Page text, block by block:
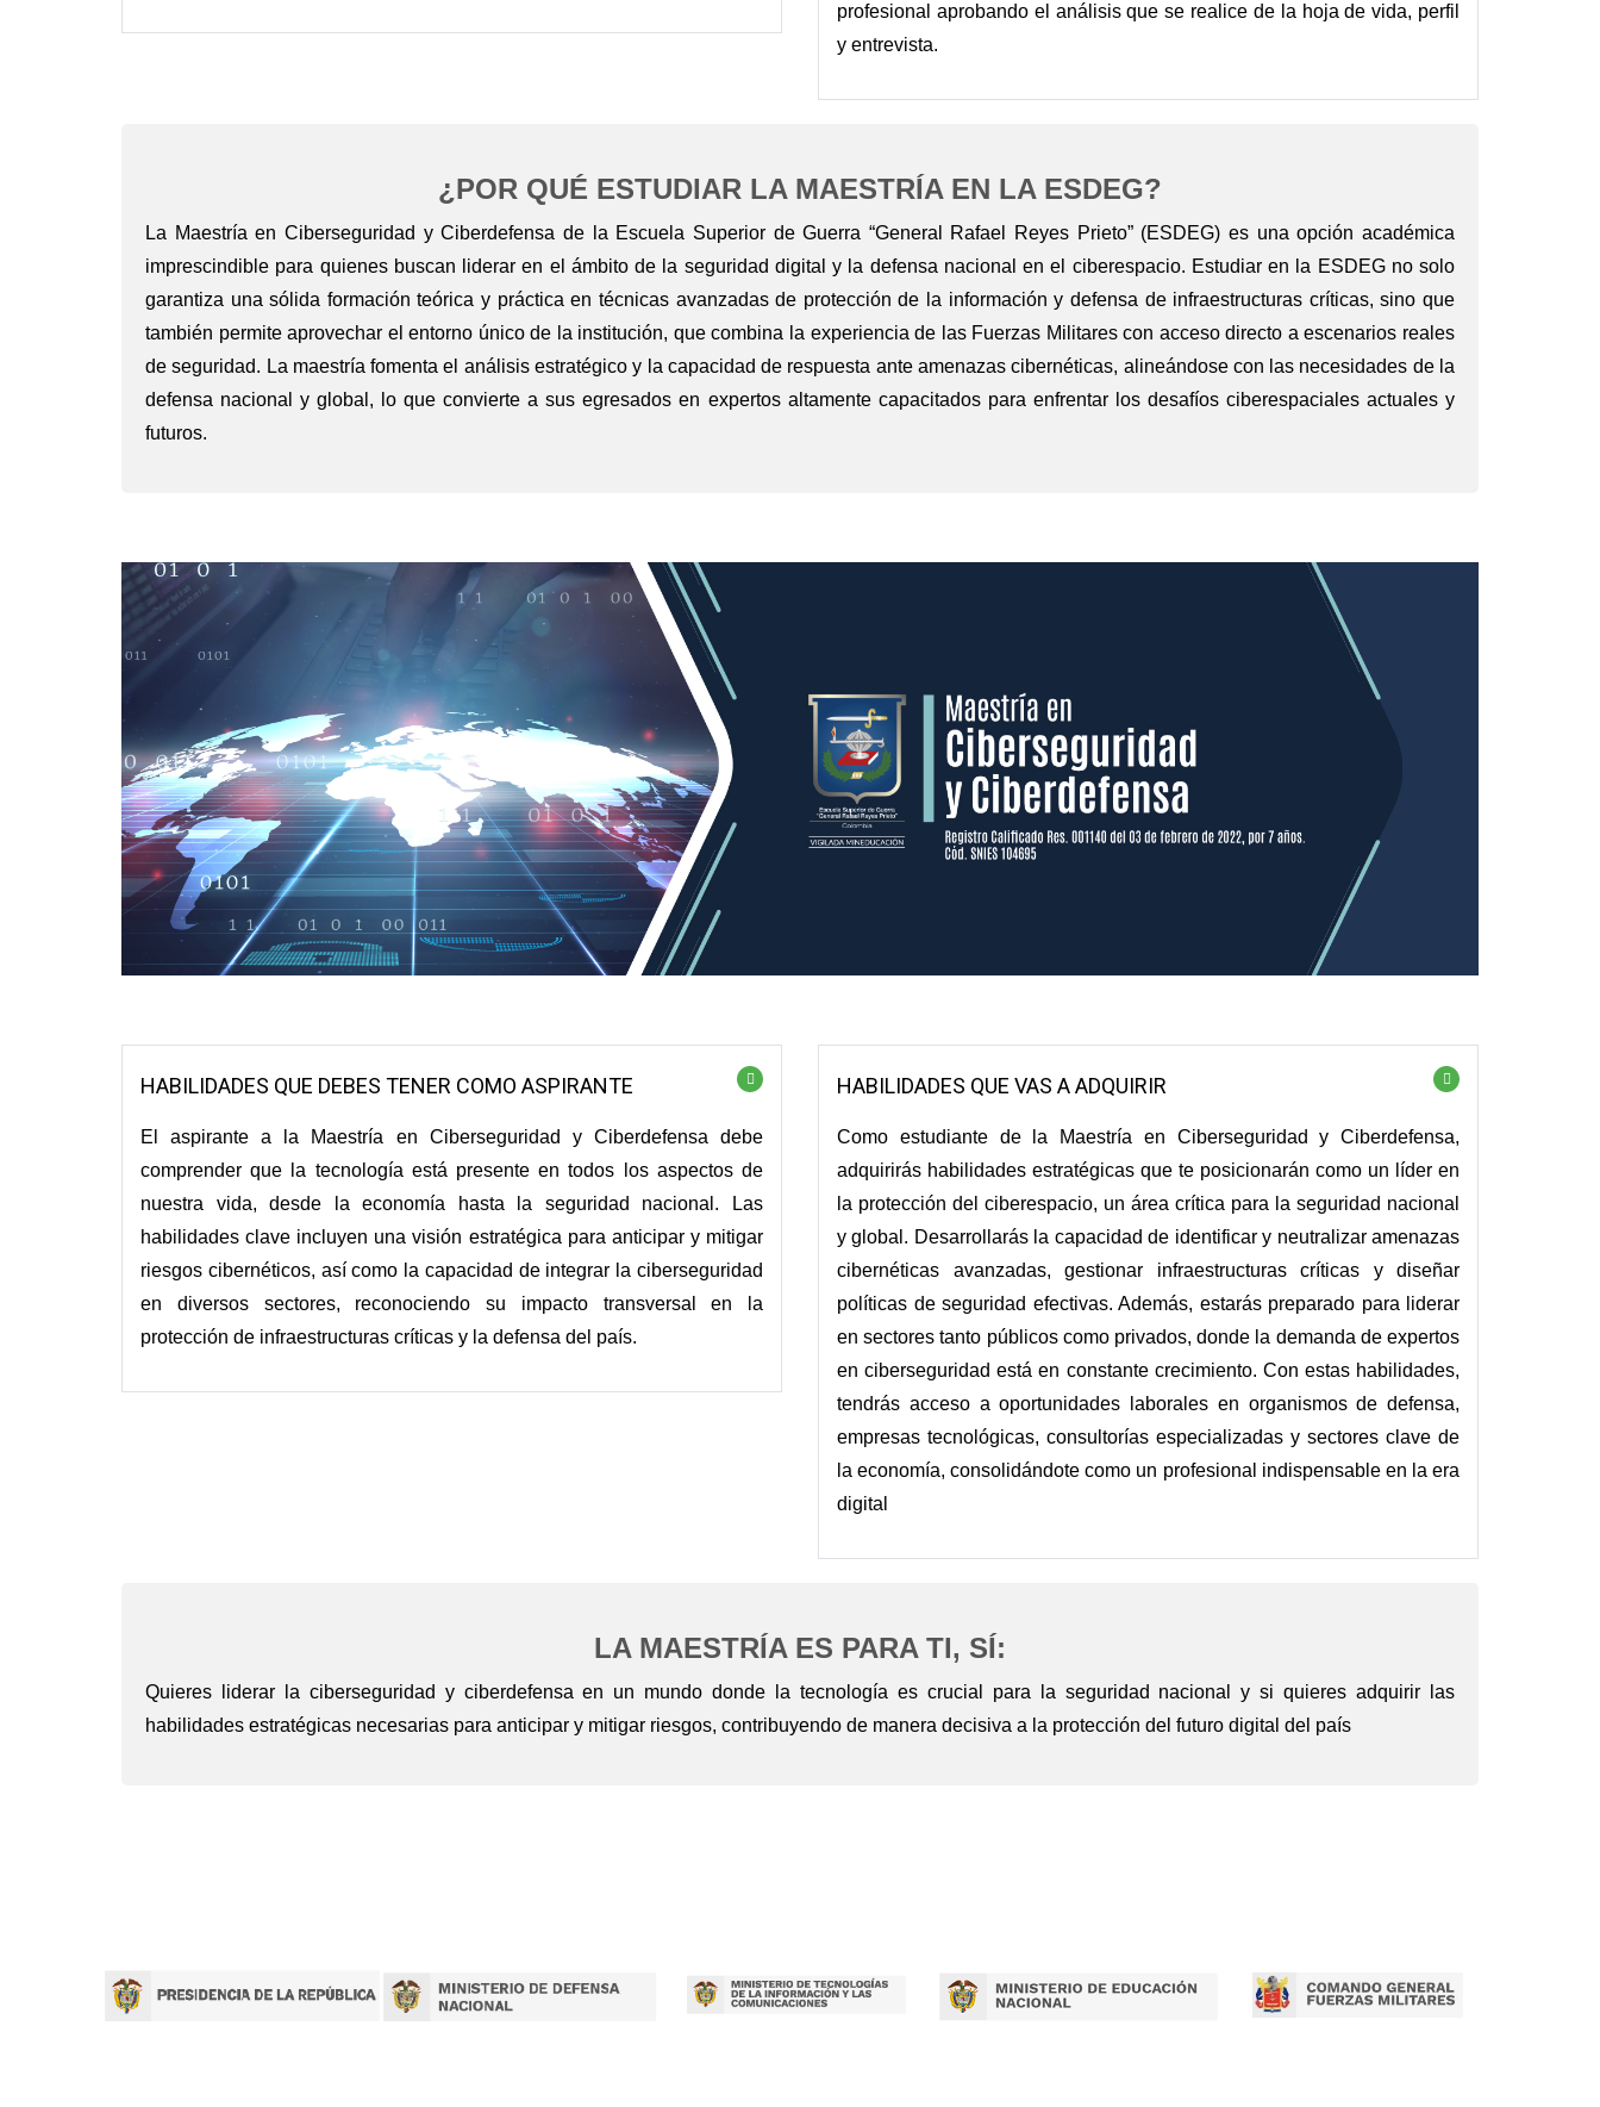
profesional aprobando el análisis que se realice de la hoja de vida, perfil
y entrevista.
¿POR QUÉ ESTUDIAR LA MAESTRÍA EN LA ESDEG?
La Maestría en Ciberseguridad y Ciberdefensa de la Escuela Superior de Guerra “General Rafael Reyes Prieto” (ESDEG) es una opción académica
imprescindible para quienes buscan liderar en el ámbito de la seguridad digital y la defensa nacional en el ciberespacio. Estudiar en la ESDEG no solo
garantiza una sólida formación teórica y práctica en técnicas avanzadas de protección de la información y defensa de infraestructuras críticas, sino que
también permite aprovechar el entorno único de la institución, que combina la experiencia de las Fuerzas Militares con acceso directo a escenarios reales
de seguridad. La maestría fomenta el análisis estratégico y la capacidad de respuesta ante amenazas cibernéticas, alineándose con las necesidades de la
defensa nacional y global, lo que convierte a sus egresados en expertos altamente capacitados para enfrentar los desafíos ciberespaciales actuales y
futuros.
HABILIDADES QUE DEBES TENER COMO ASPIRANTE
El aspirante a la Maestría en Ciberseguridad y Ciberdefensa debe
comprender que la tecnología está presente en todos los aspectos de
nuestra vida, desde la economía hasta la seguridad nacional. Las
habilidades clave incluyen una visión estratégica para anticipar y mitigar
riesgos cibernéticos, así como la capacidad de integrar la ciberseguridad
en diversos sectores, reconociendo su impacto transversal en la
protección de infraestructuras críticas y la defensa del país.
HABILIDADES QUE VAS A ADQUIRIR
Como estudiante de la Maestría en Ciberseguridad y Ciberdefensa,
adquirirás habilidades estratégicas que te posicionarán como un líder en
la protección del ciberespacio, un área crítica para la seguridad nacional
y global. Desarrollarás la capacidad de identificar y neutralizar amenazas
cibernéticas avanzadas, gestionar infraestructuras críticas y diseñar
políticas de seguridad efectivas. Además, estarás preparado para liderar
en sectores tanto públicos como privados, donde la demanda de expertos
en ciberseguridad está en constante crecimiento. Con estas habilidades,
tendrás acceso a oportunidades laborales en organismos de defensa,
empresas tecnológicas, consultorías especializadas y sectores clave de
la economía, consolidándote como un profesional indispensable en la era
digital
LA MAESTRÍA ES PARA TI, SÍ:
Quieres liderar la ciberseguridad y ciberdefensa en un mundo donde la tecnología es crucial para la seguridad nacional y si quieres adquirir las
habilidades estratégicas necesarias para anticipar y mitigar riesgos, contribuyendo de manera decisiva a la protección del futuro digital del país